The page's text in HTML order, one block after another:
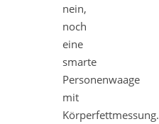
nein,
noch
eine
smarte
Personenwaage
mit
Körperfettmessung.